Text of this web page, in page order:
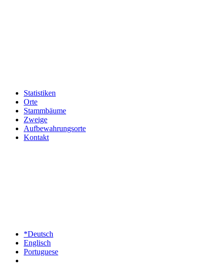
Statistiken
Orte
Stammbäume
Zweige
Aufbewahrungsorte
Kontakt
*Deutsch
Englisch
Portuguese